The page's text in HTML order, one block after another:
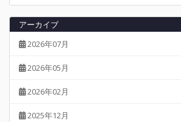
アーカイブ
2026年07月
2026年05月
2026年02月
2025年12月